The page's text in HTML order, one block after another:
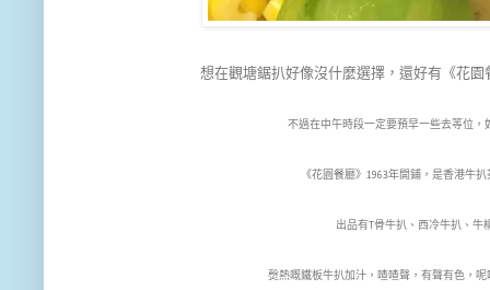
想在觀塘鋸扒好像沒什麼選擇，還好有《花
不過在中午時段一定要預早一些去等位，
《花園餐廳》1963年開鋪，是香港牛
出品有T骨牛扒、西冷牛扒、牛
㷫熱嘅鐵板牛扒加汁，喳喳聲，有聲有色，